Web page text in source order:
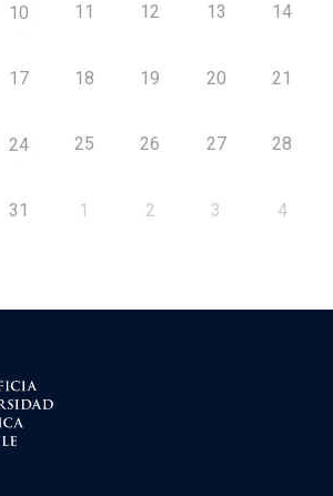
10 11 12 13 14
17 18 19 20 21
24 25 26 27 28
31 1 2 3 4